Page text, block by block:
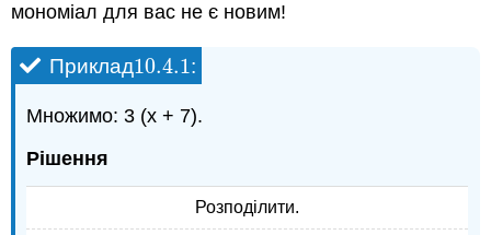
мономіал для вас не є новим!
Приклад10.4.1
10.4.1:
Множимо: 3 (x + 7).
Рішення
Розподілити.